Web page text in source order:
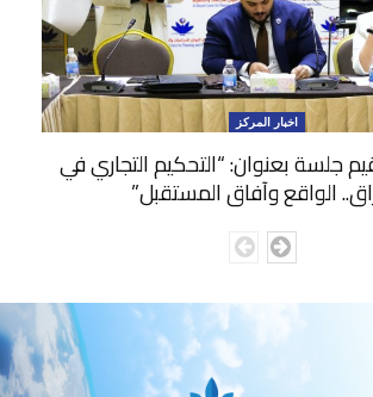
اخبار المركز
جلسة بعنوان: “التحكيم التجاري في
الواقع وآفاق المستقبل”